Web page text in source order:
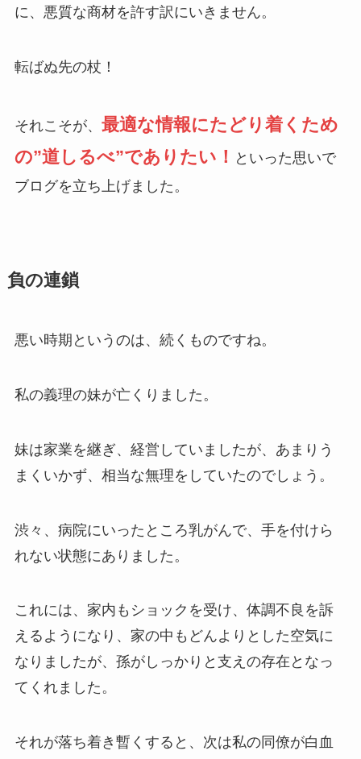
に、悪質な商材を許す訳にいきません。
転ばぬ先の杖！
それこそが、 最適な情報にたどり着くため
の”道しるべ”でありたい！ といった思いで
ブログを立ち上げました。
負の連鎖
悪い時期というのは、続くものですね。
私の義理の妹が亡くりました。
妹は家業を継ぎ、経営していましたが、あまりう
まくいかず、相当な無理をしていたのでしょう。
渋々、病院にいったところ乳がんで、手を付けら
れない状態にありました。
これには、家内もショックを受け、体調不良を訴
えるようになり、家の中もどんよりとした空気に
なりましたが、孫がしっかりと支えの存在となっ
てくれました。
それが落ち着き暫くすると、次は私の同僚が白血